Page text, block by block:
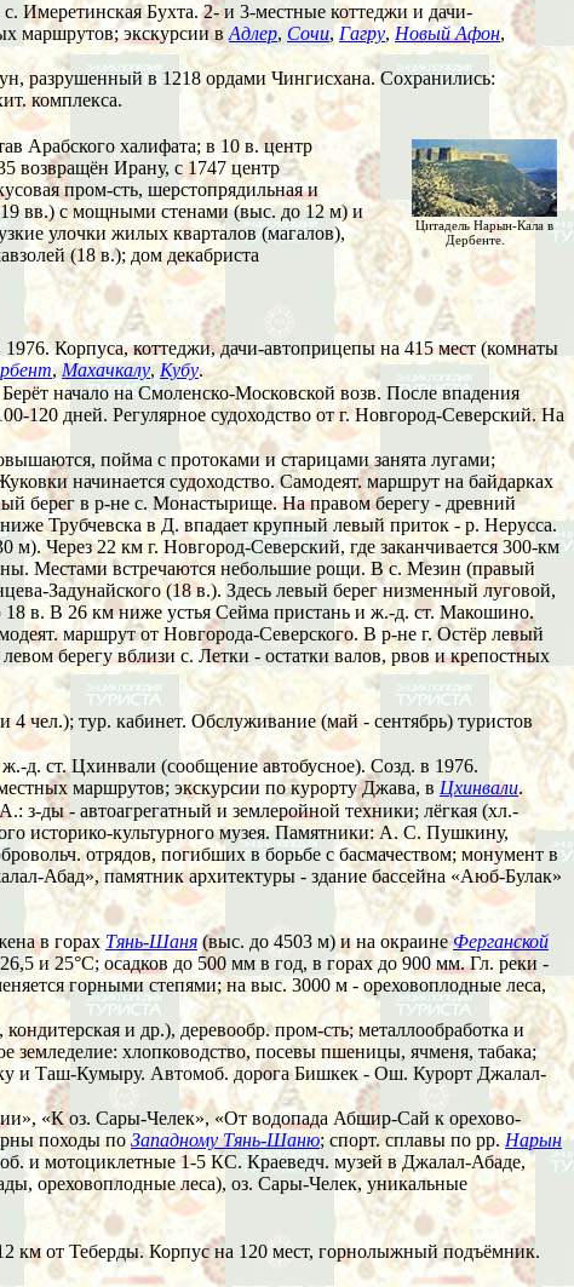
Имеретинская Бухта. 2- и 3-местные коттеджи и дачи-
маршрутов; экскурсии в Адлер, Сочи, Гагру,Новый Афон,
разрушенный в 1218 ордами Чингисхана. Сохранились:
комплекса.
Цитадель Нарын-Кала в
Дербенте.
Арабского халифата; в 10 в. центр
возвращён Ирану, с 1747 центр
пром-сть, шерстопрядильная и
19 вв.) с мощными стенами (выс. до 12 м) и
улочки жилых кварталов (магалов),
(18 в.); дом декабриста
Корпуса, коттеджи, дачи-автоприцепы на 415 мест (комнаты
,Махачкалу,Кубу.
начало на Смоленско-Московской возв. После впадения
120 дней. Регулярное судоходство от г. Новгород-Северский. На
пойма с протоками и старицами занята лугами;
начинается судоходство. Самодеят. маршрут на байдарках
берег в р-не с. Монастырище. На правом берегу - древний
Трубчевска в Д. впадает крупный левый приток - р. Нерусса.
Через 22 км г. Новгород-Северский, где заканчивается 300-км
Местами встречаются небольшие рощи. В с. Мезин (правый
Задунайского (18 в.). Здесь левый берег низменный луговой,
в. В 26 км ниже устья Сейма пристань и ж.-д. ст. Макошино.
маршрут от Новгорода-Северского. В р-не г. Остёр левый
берегу вблизи с. Летки - остатки валов, рвов и крепостных
чел.); тур. кабинет. Обслуживание (май - сентябрь) туристов
д. ст. Цхинвали (сообщение автобусное). Созд. в 1976.
маршрутов; экскурсии по курорту Джава, в Цхинвали.
з-ды - автоагрегатный и землеройной техники; лёгкая (хл.-
историко-культурного музея. Памятники: А. С. Пушкину,
отрядов, погибших в борьбе с басмачеством; монумент в
Абад», памятник архитектуры - здание бассейна «Аюб-Булак»
в горах Тянь-Шаня(выс. до 4503 м) и на окраинеФерганской
и 25°C; осадков до 500 мм в год, в горах до 900 мм. Гл. реки -
горными степями; на выс. 3000 м - ореховоплодные леса,
и др.), деревообр. пром-сть; металлообработка и
хлопководство, посевы пшеницы, ячменя, табака;
и Таш-Кумыру. Автомоб. дорога Бишкек - Ош. Курорт Джалал-
«К оз. Сары-Челек», «От водопада Абшир-Сай к орехово-
походы по Западному Тянь-Шаню; спорт. сплавы по рр. Нарын
и мотоциклетные 1-5 КС. Краеведч. музей в Джалал-Абаде,
ореховоплодные леса), оз. Сары-Челек, уникальные
км от Теберды. Корпус на 120 мест, горнолыжный подъёмник.